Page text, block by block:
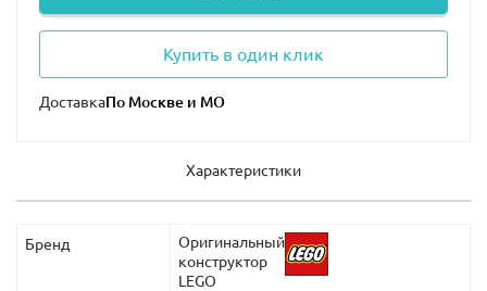
Купить в один клик
Доставка
Характеристики
Бренд
Оригинальный
конструктор
LEGO